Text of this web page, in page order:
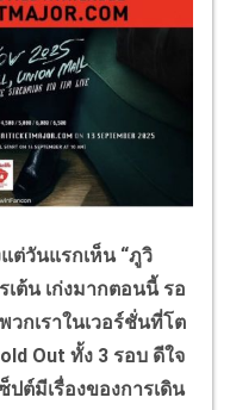
วันแรกเห็น “ภูวิ
ต้น เก่งมากตอนนี้ รอ
กเราในเวอร์ชั่นที่โต
Out ทั้ง 3 รอบ ดีใจ
ปต์มีเรื่องของการเดิน